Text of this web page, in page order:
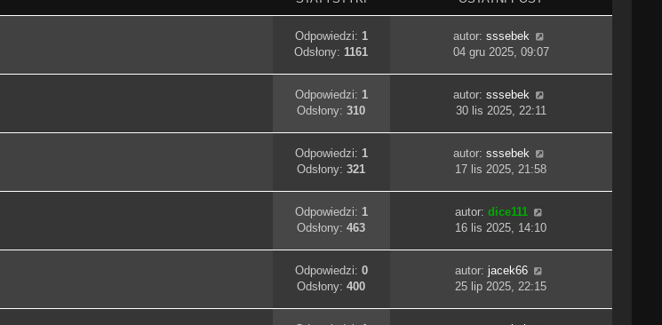
Odpowiedzi: 1
Odsłony:1161
autor: sssebek
04 gru 2025, 09:07
Odpowiedzi: 1
Odsłony:310
autor: sssebek
30 lis 2025, 22:11
Odpowiedzi: 1
Odsłony:321
autor: sssebek
17 lis 2025, 21:58
Odpowiedzi: 1
Odsłony:463
autor: dice111
16 lis 2025, 14:10
Odpowiedzi: 0
Odsłony:400
autor: jacek66
25 lip 2025, 22:15